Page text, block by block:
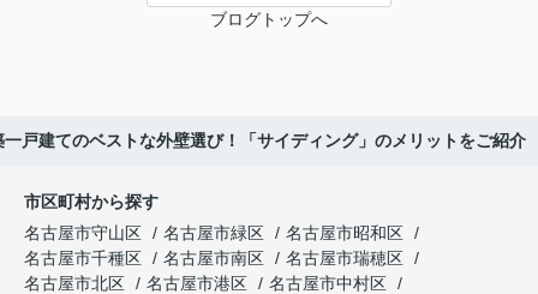
ブログトップへ
一戸建てのベストな外壁選び！「サイディング」のメリットをご紹介
市区町村から探す
名古屋市守山区
名古屋市緑区
名古屋市昭和区
名古屋市千種区
名古屋市南区
名古屋市瑞穂区
名古屋市北区
名古屋市港区
名古屋市中村区